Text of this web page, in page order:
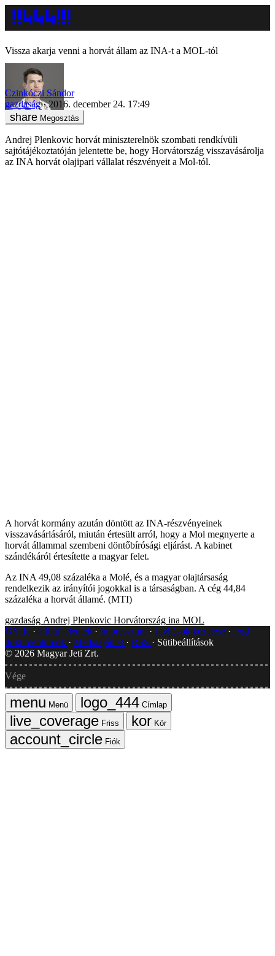
Vissza akarja venni a horvát állam az INA-t a MOL-tól
Czinkóczi Sándor
gazdaság
2016. december 24. 17:49
Megosztás
Andrej Plenkovic horvát miniszterelnök szombati rendkívüli
sajtótájékoztatóján jelentette be, hogy Horvátország visszavásárolja
az INA horvát olajipari vállalat részvényeit a Mol-tól.
A horvát kormány azután döntött az INA-részvényeinek
visszavásárlásáról, miután értesült arról, hogy a Mol megnyerte a
horvát állammal szembeni döntőbírósági eljárást. A kabinet
szándékáról értesítette a magyar felet.
Az INA 49,08 százaléka a Molé, és a magyar olajtársaság
rendelkezik az irányítói jogokkal is a társaságban. A cég 44,84
százaléka a horvát államé. (MTI)
gazdaság Andrej Plenkovic Horvátország ina MOL
GYIK
Hibát jelentek Impresszum Javítások kezelése
Jogi
dokumentumok
Médiaajánlat RSS
Sütibeállítások
© 2026 Magyar Jeti Zrt.
Vége
Menü
Címlap
Friss
Kör
Fiók